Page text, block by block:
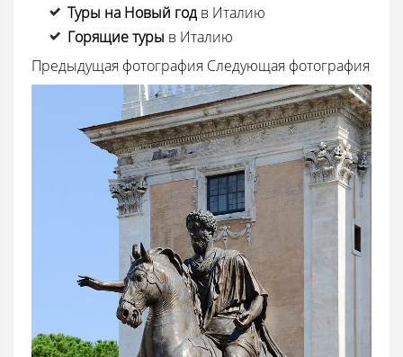
Туры на Новый год в Италию
Горящие туры в Италию
Предыдущая фотография Следующая фотография